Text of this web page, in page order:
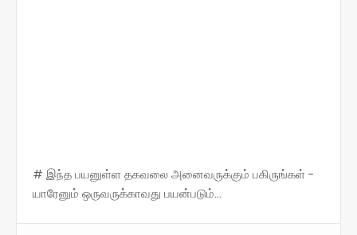
# இந்த பயனுள்ள தகவலை அனைவருக்கும் பகிருங்கள் -
யாரேனும் ஒருவருக்காவது பயன்படும்...